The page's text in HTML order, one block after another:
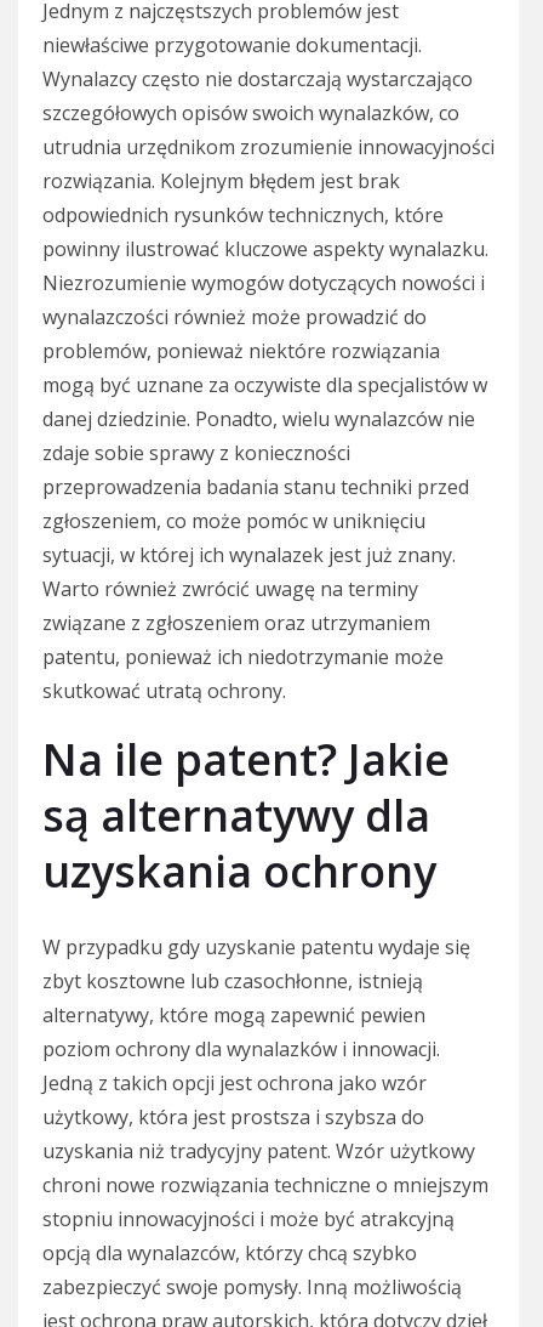
Jednym z najczęstszych problemów jest
niewłaściwe przygotowanie dokumentacji.
Wynalazcy często nie dostarczają wystarczająco
szczegółowych opisów swoich wynalazków, co
utrudnia urzędnikom zrozumienie innowacyjności
rozwiązania. Kolejnym błędem jest brak
odpowiednich rysunków technicznych, które
powinny ilustrować kluczowe aspekty wynalazku.
Niezrozumienie wymogów dotyczących nowości i
wynalazczości również może prowadzić do
problemów, ponieważ niektóre rozwiązania
mogą być uznane za oczywiste dla specjalistów w
danej dziedzinie. Ponadto, wielu wynalazców nie
zdaje sobie sprawy z konieczności
przeprowadzenia badania stanu techniki przed
zgłoszeniem, co może pomóc w uniknięciu
sytuacji, w której ich wynalazek jest już znany.
Warto również zwrócić uwagę na terminy
związane z zgłoszeniem oraz utrzymaniem
patentu, ponieważ ich niedotrzymanie może
skutkować utratą ochrony.
Na ile patent? Jakie
są alternatywy dla
uzyskania ochrony
W przypadku gdy uzyskanie patentu wydaje się
zbyt kosztowne lub czasochłonne, istnieją
alternatywy, które mogą zapewnić pewien
poziom ochrony dla wynalazków i innowacji.
Jedną z takich opcji jest ochrona jako wzór
użytkowy, która jest prostsza i szybsza do
uzyskania niż tradycyjny patent. Wzór użytkowy
chroni nowe rozwiązania techniczne o mniejszym
stopniu innowacyjności i może być atrakcyjną
opcją dla wynalazców, którzy chcą szybko
zabezpieczyć swoje pomysły. Inną możliwością
jest ochrona praw autorskich, która dotyczy dzieł